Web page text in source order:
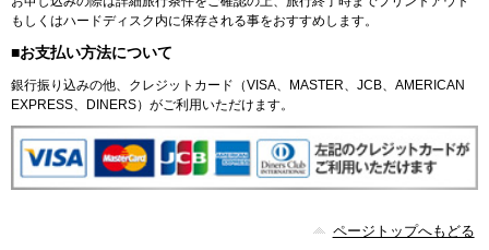
もしくはハードディスク内に保存される事をおすすめします。
■お支払い方法について
銀行振り込みの他、クレジットカード（VISA、MASTER、JCB、AMERICAN
EXPRESS、DINERS）がご利用いただけます。
ページトップへもどる